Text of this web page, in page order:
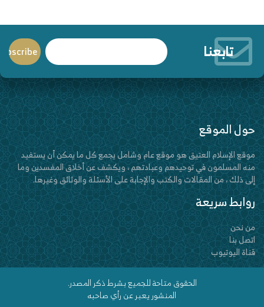
تابعنا
حول الموقع
موقع الإسلام العتيق هو موقع عام وشامل يجمع كل ما يمكن أن يستفيد
منه المسلمون في توحيدهم وعبادتهم ، ويكشف عن أخلاق المفسدين وما
إلى ذلك ، من المقالات والكتب والإجابة على الأسئلة والوثائق وغيرها.
روابط سريعة
من نحن
اتصل بنا
قناة اليوتيوب
الحقوق متاحة للجميع بشرط ذكر المصدر.
المنشور يعبر عن رأي صاحبه